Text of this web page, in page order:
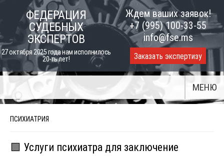
content
ФЕДЕРАЦИЯ
СУДЕБНЫХ
ЭКСПЕРТОВ
27 октября 2025 года нам исполнилось
20-ть лет!
Ждем ваших заявок!
+7 (995) 100-33-55
info@fse.ms
Заказать экспертизу
МЕНЮ
ПСИХИАТРИЯ
🟩 Услуги психиатра для заключение